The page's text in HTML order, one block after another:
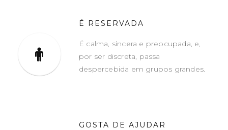
É RESERVADA
É calma, sincera e preocupada, e,
por ser discreta, passa
despercebida em grupos grandes.
GOSTA DE AJUDAR